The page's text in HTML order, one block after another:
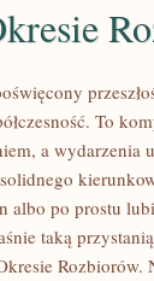
To
a wydarzenia
albo po prostu
taką
Rozbiorów.